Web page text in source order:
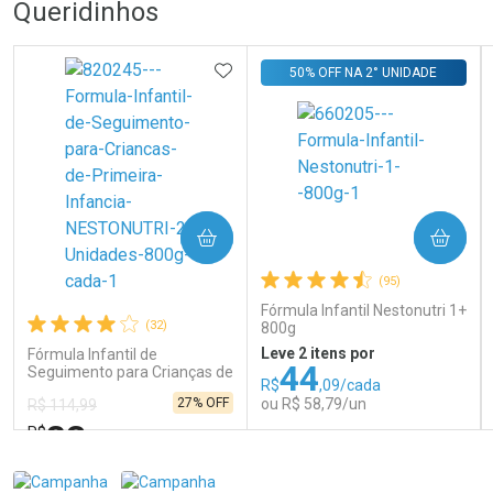
Queridinhos
(32)
Fórmula Infantil de
Seguimento para Crianças de
Primeira Infância Nestonutri
2 Unidades de 800g cada
R$ 114,99
R$83
27% OFF
ADICIONAR AOS FAVORITOS
COMPRAR
Laboratório
(95)
Fórmula Infantil Nestonutri 1+
800g
50% OFF NA 2° UNIDADE
Leve 2 itens por
R$44,09/cada
ou R$ 58,79/un
COMPRAR